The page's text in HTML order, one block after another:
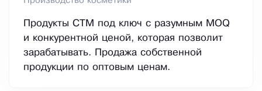
Продукты СТМ под ключ с разумным MOQ
и конкурентной ценой, которая позволит
зарабатывать. Продажа собственной
продукции по оптовым ценам.